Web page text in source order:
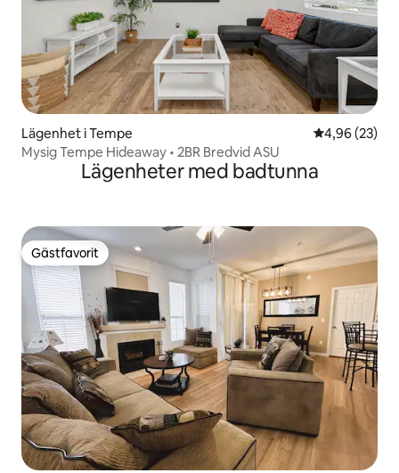
Lägenhet i Tempe 4,96 av 5 i
4,96 (23)
Mysig Tempe Hideaway • 2BR Bredvid ASU
Lägenheter med badtunna
Gästfavorit
Gästfavorit